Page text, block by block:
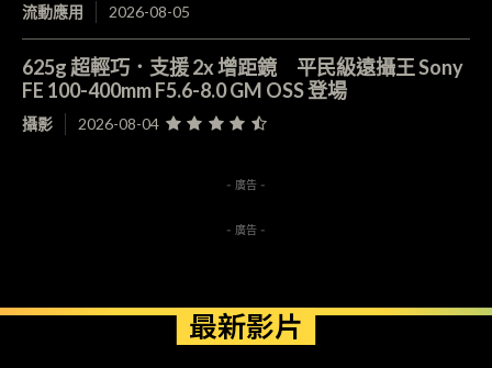
流動應用 2026-08-05
625g 超輕巧．支援 2x 增距鏡 平民級遠攝王 Sony
FE 100-400mm F5.6-8.0 GM OSS 登場
攝影 2026-08-04
- 廣告 -
- 廣告 -
最新影片